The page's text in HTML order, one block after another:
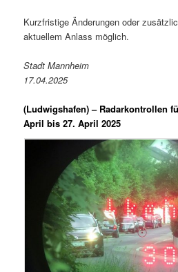
Kurzfristige Änderungen oder
aktuellem Anlass möglich.
Stadt Mannheim
17.04.2025
(Ludwigshafen) – Radarkontrollen
April bis 27. April 2025